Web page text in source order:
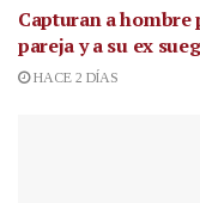
Capturan a hombre
pareja y a su ex
HACE 2 DÍAS